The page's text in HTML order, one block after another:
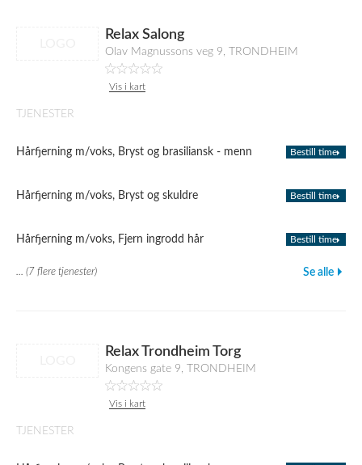
Relax Salong
Olav Magnussons veg 9, TRONDHEIM
Vis i kart
TJENESTER
Hårfjerning m/voks, Bryst og brasiliansk - menn Bestill time
Hårfjerning m/voks, Bryst og skuldre Bestill time
Hårfjerning m/voks, Fjern ingrodd hår Bestill time
... (7 flere tjenester) Se alle
Relax Trondheim Torg
Kongens gate 9, TRONDHEIM
Vis i kart
TJENESTER